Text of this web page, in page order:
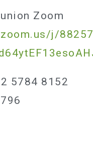
Zoom
j/
5784 8152